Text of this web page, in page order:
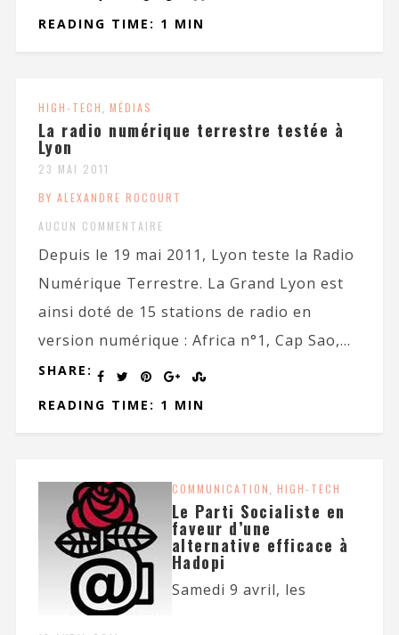
READING TIME: 1 MIN
HIGH-TECH, MÉDIAS
La radio numérique terrestre testée à
Lyon
23 MAI 2011
BY ALEXANDRE ROCOURT
AUCUN COMMENTAIRE
Depuis le 19 mai 2011, Lyon teste la Radio
Numérique Terrestre. La Grand Lyon est
ainsi doté de 15 stations de radio en
version numérique : Africa n°1, Cap Sao,...
SHARE:
READING TIME: 1 MIN
COMMUNICATION, HIGH-TECH
Le Parti Socialiste en
faveur d’une
alternative efficace à
Hadopi
Samedi 9 avril, les